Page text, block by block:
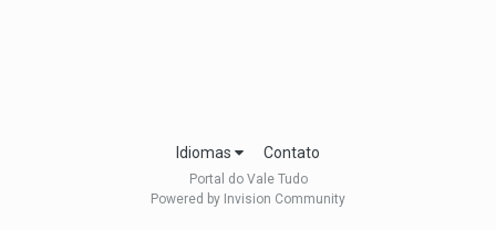
Idiomas Contato
Portal do Vale Tudo
Powered by Invision Community